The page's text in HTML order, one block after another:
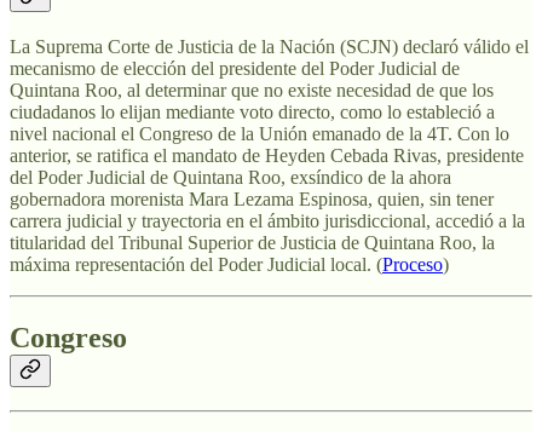
La Suprema Corte de Justicia de la Nación (SCJN) declaró válido el
mecanismo de elección del presidente del Poder Judicial de
Quintana Roo, al determinar que no existe necesidad de que los
ciudadanos lo elijan mediante voto directo, como lo estableció a
nivel nacional el Congreso de la Unión emanado de la 4T. Con lo
anterior, se ratifica el mandato de Heyden Cebada Rivas, presidente
del Poder Judicial de Quintana Roo, exsíndico de la ahora
gobernadora morenista Mara Lezama Espinosa, quien, sin tener
carrera judicial y trayectoria en el ámbito jurisdiccional, accedió a la
titularidad del Tribunal Superior de Justicia de Quintana Roo, la
máxima representación del Poder Judicial local. (Proceso)
Congreso